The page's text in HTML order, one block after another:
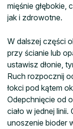
mięśnie
jak i zdrowotne.
W dalszej części
przy ścianie lub
ustawisz dłonie,
Ruch rozpocznij
łokci pod kątem
Odepchnięcie od
ciało w jednej
unoszenie bioder